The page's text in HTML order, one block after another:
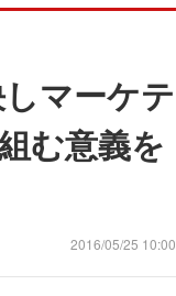
マーケテ
む意義を
2016/05/25 10:00